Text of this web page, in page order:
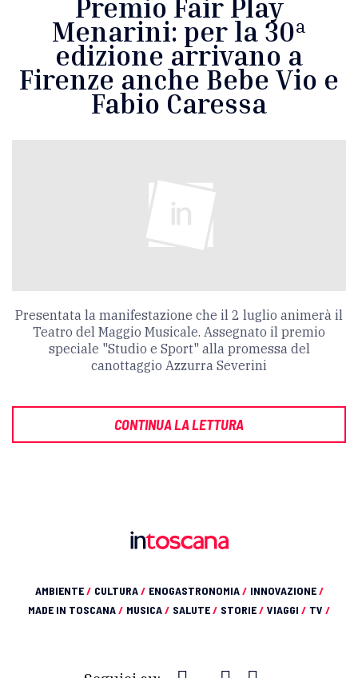
Premio Fair Play
Menarini: per la 30ª
edizione arrivano a
Firenze anche Bebe Vio e
Fabio Caressa
Presentata la manifestazione che il 2 luglio animerà il
Teatro del Maggio Musicale. Assegnato il premio
speciale "Studio e Sport" alla promessa del
canottaggio Azzurra Severini
CONTINUA LA LETTURA
AMBIENTE/ CULTURA/ ENOGASTRONOMIA/ INNOVAZIONE/
MADE IN TOSCANA/ MUSICA/ SALUTE/ STORIE/ VIAGGI / TV /